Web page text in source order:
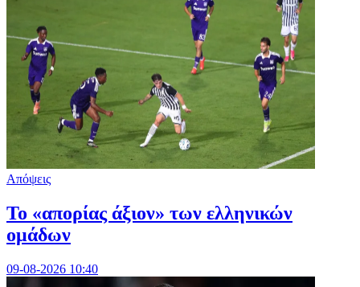
Απόψεις
Το «απορίας άξιον» των ελληνικών
ομάδων
09-08-2026 10:40